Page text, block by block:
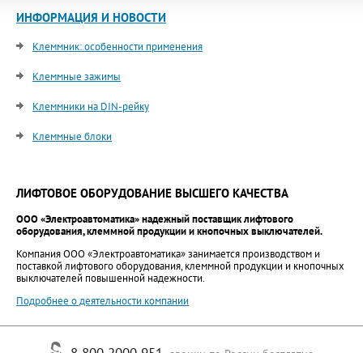
ИНФОРМАЦИЯ И НОВОСТИ
Клеммник: особенности применения
Клеммные зажимы
Клеммники на DIN-рейку
Клеммные блоки
ЛИФТОВОЕ ОБОРУДОВАНИЕ ВЫСШЕГО КАЧЕСТВА
ООО «Электроавтоматика» надежный поставщик лифтового
оборудования, клеммной продукции и кнопочных выключателей.
Компания ООО «Электроавтоматика» занимается производством и
поставкой лифтового оборудования, клеммной продукции и кнопочных
выключателей повышенной надежности.
Подробнее о деятельности компании